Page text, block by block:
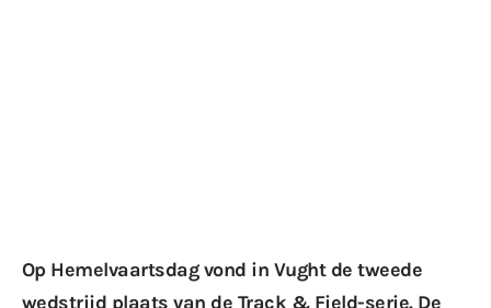
Op Hemelvaartsdag vond in Vught de tweede
wedstrijd plaats van de Track & Field-serie. De